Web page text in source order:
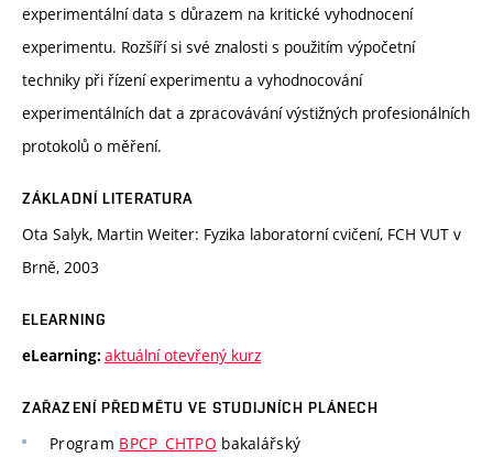
experimentální data s důrazem na kritické vyhodnocení
experimentu. Rozšíří si své znalosti s použitím výpočetní
techniky při řízení experimentu a vyhodnocování
experimentálních dat a zpracovávání výstižných profesionálních
protokolů o měření.
ZÁKLADNÍ LITERATURA
Ota Salyk, Martin Weiter: Fyzika laboratorní cvičení, FCH VUT v
Brně, 2003
ELEARNING
eLearning: aktuální otevřený kurz
ZAŘAZENÍ PŘEDMĚTU VE STUDIJNÍCH PLÁNECH
Program BPCP_CHTPO bakalářský